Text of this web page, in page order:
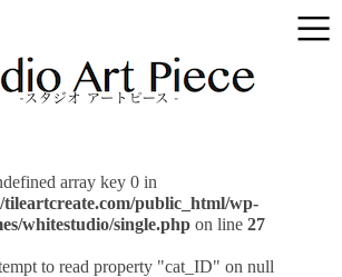
array key 0 in
tileartcreate.com/public_html/wp-
whitestudio/single.php on line 27
to read property "cat_ID" on null